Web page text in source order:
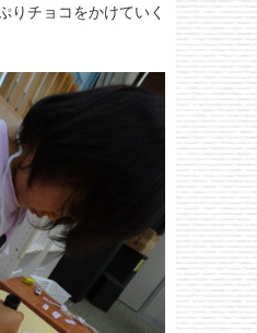
りチョコをかけていく